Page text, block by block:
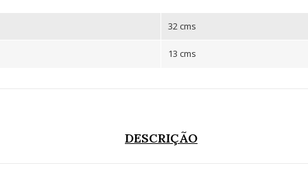
32 cms
13 cms
DESCRIÇÃO